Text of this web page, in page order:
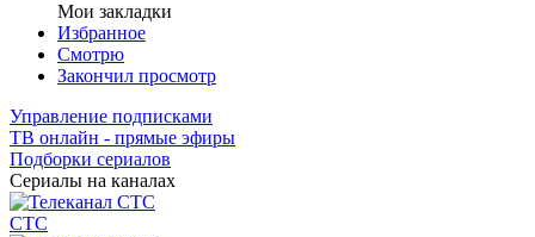
Мои закладки
Избранное
Смотрю
Закончил просмотр
Управление подписками
ТВ онлайн - прямые эфиры
Подборки сериалов
Сериалы на каналах
СТС